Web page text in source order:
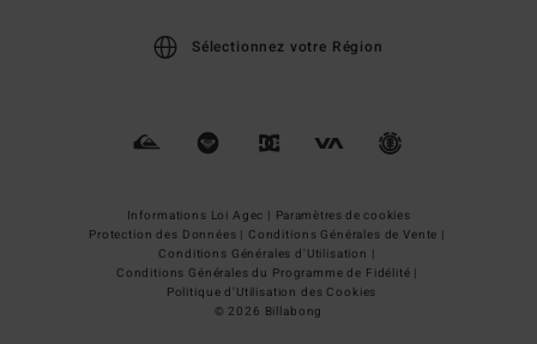
Sélectionnez votre Région
Informations Loi Agec | Paramètres de cookies
Protection des Données | Conditions Générales de Vente |
Conditions Générales d'Utilisation |
Conditions Générales du Programme de Fidélité |
Politique d'Utilisation des Cookies
© 2026 Billabong